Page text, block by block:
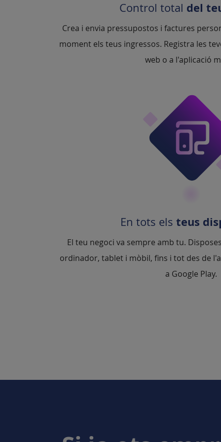
Control total del
Crea i envia pressupostos i factures
moment els teus ingressos. Registra les
web o a l'aplicació
En tots els teus
El teu negoci va sempre amb tu.
ordinador, tablet i mòbil, fins i tot des de
a Google Play.